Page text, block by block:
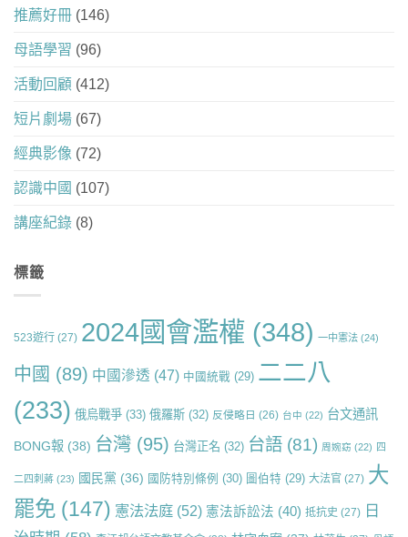
推薦好冊 (146)
母語學習 (96)
活動回顧 (412)
短片劇場 (67)
經典影像 (72)
認識中國 (107)
講座紀錄 (8)
標籤
523遊行 (27) 2024國會濫權 (348) 一中憲法 (24)
中國 (89) 中國滲透 (47) 中國統戰 (29) 二二八
(233) 俄烏戰爭 (33) 俄羅斯 (32) 反侵略日 (26) 台中 (22) 台文通訊
BONG報 (38) 台灣 (95) 台灣正名 (32) 台語 (81) 周婉窈 (22) 四
二四刺蔣 (23) 國民黨 (36) 國防特別條例 (30) 圖伯特 (29) 大法官 (27) 大
罷免 (147) 憲法法庭 (52) 憲法訴訟法 (40) 抵抗史 (27) 日